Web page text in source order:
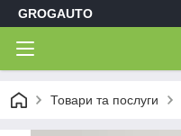
GROGAUTO
Товари та послуги